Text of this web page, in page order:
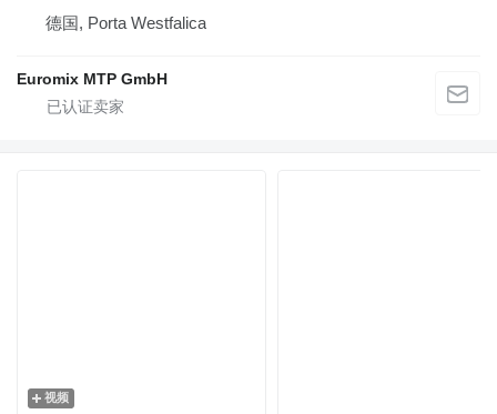
德国, Porta Westfalica
Euromix MTP GmbH
视频